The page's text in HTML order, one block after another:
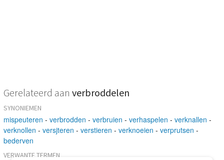
Gerelateerd aan verbroddelen
SYNONIEMEN
mispeuteren - verbrodden - verbruien - verhaspelen - verknallen -
verknollen - versjteren - verstieren - verknoeien - verprutsen -
bederven
VERWANTE TERMEN